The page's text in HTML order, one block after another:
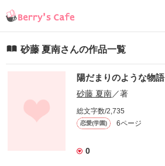
砂藤 夏南さんの作品一覧
陽だまりのような物語
砂藤 夏南／著
総文字数/2,735
恋愛(学園) 6ページ
0